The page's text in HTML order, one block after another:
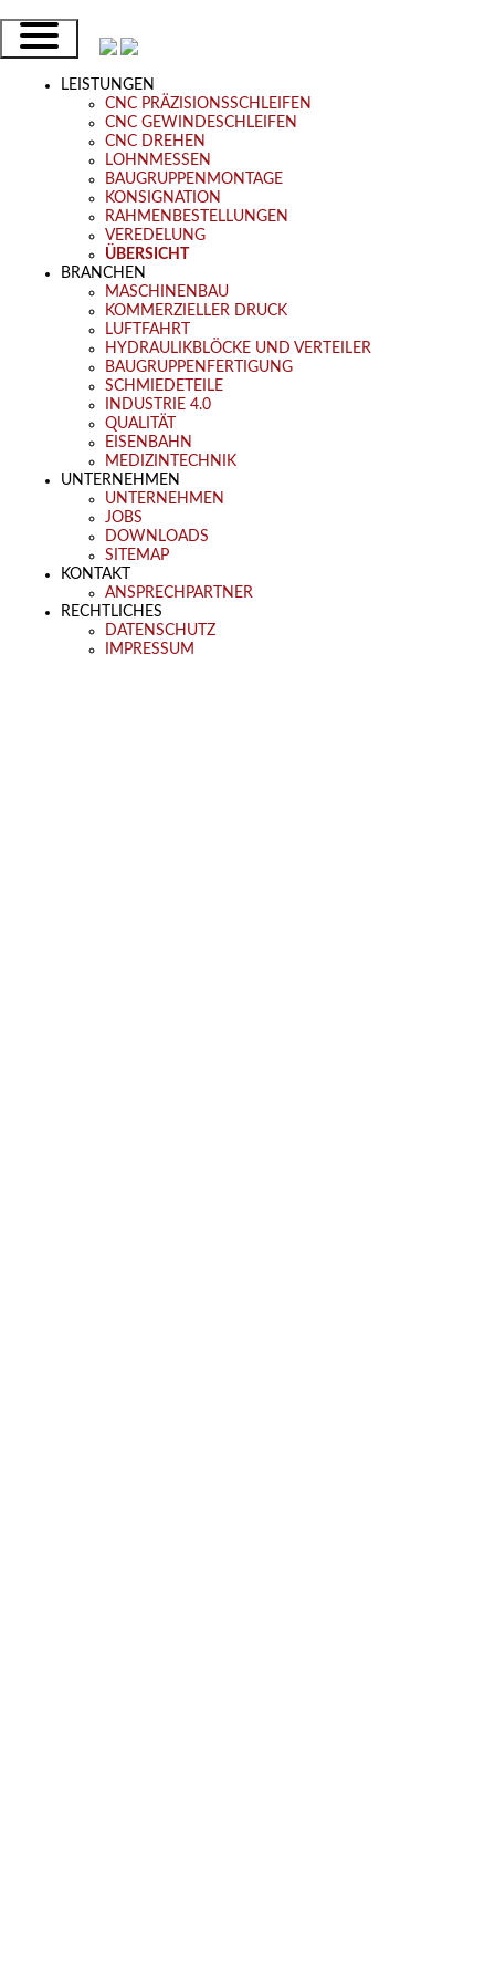
LEISTUNGEN
CNC PRÄZISIONSSCHLEIFEN
CNC GEWINDESCHLEIFEN
CNC DREHEN
LOHNMESSEN
BAUGRUPPENMONTAGE
KONSIGNATION
RAHMENBESTELLUNGEN
VEREDELUNG
ÜBERSICHT
BRANCHEN
MASCHINENBAU
KOMMERZIELLER DRUCK
LUFTFAHRT
HYDRAULIKBLÖCKE UND VERTEILER
BAUGRUPPENFERTIGUNG
SCHMIEDETEILE
INDUSTRIE 4.0
QUALITÄT
EISENBAHN
MEDIZINTECHNIK
UNTERNEHMEN
UNTERNEHMEN
JOBS
DOWNLOADS
SITEMAP
KONTAKT
ANSPRECHPARTNER
RECHTLICHES
DATENSCHUTZ
IMPRESSUM